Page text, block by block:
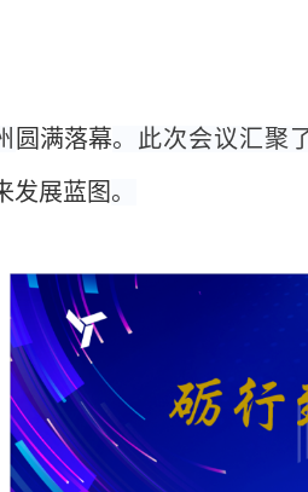
圆满落幕。此次会议汇聚
发展蓝图。